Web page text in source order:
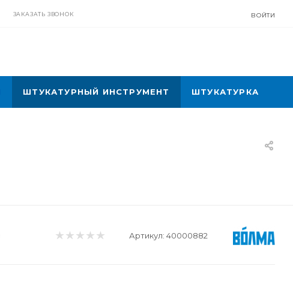
ЗАКАЗАТЬ ЗВОНОК ВОЙТИ
ШТУКАТУРНЫЙ ИНСТРУМЕНТ ШТУКАТУРКА
Артикул: 40000882